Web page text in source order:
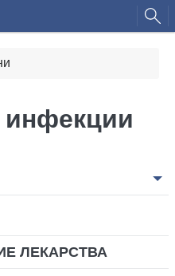
инфекции
ЛЕКАРСТВА